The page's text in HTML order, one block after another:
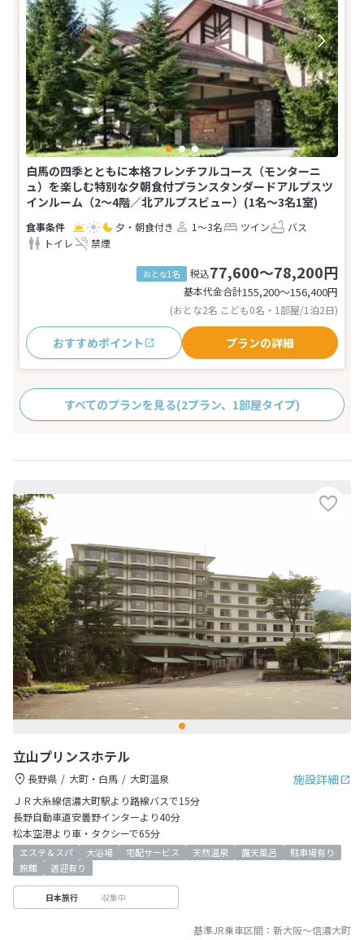
白馬の四季とともに本格フレンチフルコース（モンターニ
ュ）を楽しむ特別な夕朝食付プランスタンダードアルプスツ
インルーム（2〜4階／北アルプスビュー）(1名～3名1室)
夕・朝食付き 1～3名 ツイン
バス
トイレ
禁煙
おとな1名 税込77,600～78,200円
基本代金合計155,200〜156,400円
(おとな2名 こども0名・1部屋/1泊2日)
おすすめポイント プランの詳細
すべてのプランを見る(2プラン、1部屋タイプ)
立山プリンスホテル
施設詳細
長野県 大町・白馬
大町温泉
ＪＲ大糸線信濃大町駅より路線バスで15分
長野自動車道安曇野インターより40分
松本空港より車・タクシーで65分
エステ＆スパ 大浴場 宅配サービス 天然温泉 露天風呂
駐車場有り
旅館
送迎有り
日本旅行 収集中
基準JR乗車区間： 新大阪～信濃大町